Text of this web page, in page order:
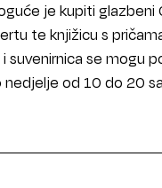
je kupiti
te knjižicu s
suvenirnica se mogu
od 10 do 20